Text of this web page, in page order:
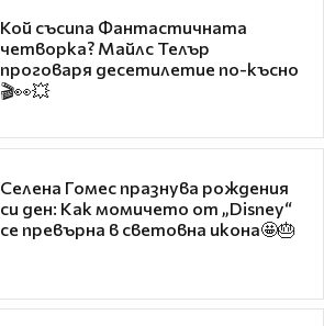
Кой съсипа Фантастичната
четворка? Майлс Телър
проговаря десетилетие по-късно
🎬👀💥
Селена Гомес празнува рождения
си ден: Как момичето от „Disney“
се превърна в световна икона🤩🎂